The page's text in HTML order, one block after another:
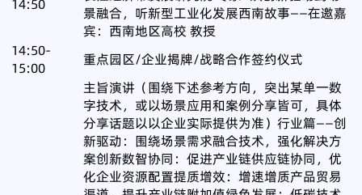
14:50
景融合，听新型工业化发展西南故事——在邀嘉
宾：西南地区高校 教授
14:50-
15:00
重点园区/企业揭牌/战略合作签约仪式
主旨演讲（围绕下述参考方向，突出某单一数
字技术，或以场景应用和案例分享皆可，具体
分享话题以以企业实际提供为准）行业篇——创
新驱动：围绕场景需求融合技术，强化解决方
案创新数智协同：促进产业链供应链协同，优
化企业资源配置提质增效：增速增质产品贸易